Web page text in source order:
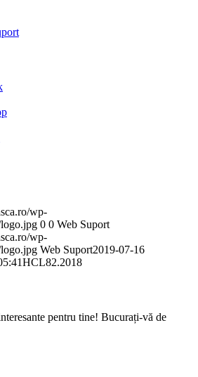
wp-
0 0 Web Suport
wp-
Web Suport2019-07-16
HCL82.2018
pentru tine! Bucurați-vă de